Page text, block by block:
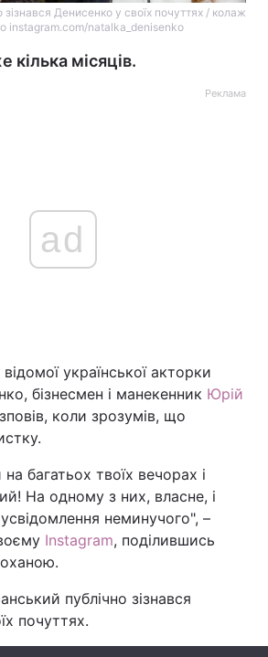
Війна
Світ
Денисенко у своїх почуттях / колаж
instagram.com/natalka_denisenko
місяців.
Реклама
ad
української акторки
бізнесмен і манекенник Юрій
коли зрозумів, що
багатьох твоїх вечорах і
На одному з них, власне, і
неминучого", –
Instagram, поділившись
публічно зізнався
почуттях.